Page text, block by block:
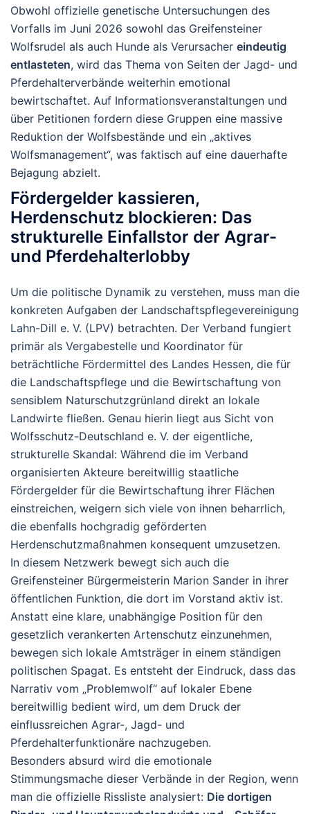
Obwohl offizielle genetische Untersuchungen des
Vorfalls im Juni 2026 sowohl das Greifensteiner
Wolfsrudel als auch Hunde als Verursacher eindeutig
entlasteten, wird das Thema von Seiten der Jagd- und
Pferdehalterverbände weiterhin emotional
bewirtschaftet. Auf Informationsveranstaltungen und
über Petitionen fordern diese Gruppen eine massive
Reduktion der Wolfsbestände und ein „aktives
Wolfsmanagement“, was faktisch auf eine dauerhafte
Bejagung abzielt.
Fördergelder kassieren,
Herdenschutz blockieren: Das
strukturelle Einfallstor der Agrar-
und Pferdehalterlobby
Um die politische Dynamik zu verstehen, muss man die
konkreten Aufgaben der Landschaftspflegevereinigung
Lahn-Dill e. V. (LPV) betrachten. Der Verband fungiert
primär als Vergabestelle und Koordinator für
beträchtliche Fördermittel des Landes Hessen, die für
die Landschaftspflege und die Bewirtschaftung von
sensiblem Naturschutzgrünland direkt an lokale
Landwirte fließen. Genau hierin liegt aus Sicht von
Wolfsschutz-Deutschland e. V. der eigentliche,
strukturelle Skandal: Während die im Verband
organisierten Akteure bereitwillig staatliche
Fördergelder für die Bewirtschaftung ihrer Flächen
einstreichen, weigern sich viele von ihnen beharrlich,
die ebenfalls hochgradig geförderten
Herdenschutzmaßnahmen konsequent umzusetzen.
In diesem Netzwerk bewegt sich auch die
Greifensteiner Bürgermeisterin Marion Sander in ihrer
öffentlichen Funktion, die dort im Vorstand aktiv ist.
Anstatt eine klare, unabhängige Position für den
gesetzlich verankerten Artenschutz einzunehmen,
bewegen sich lokale Amtsträger in einem ständigen
politischen Spagat. Es entsteht der Eindruck, dass das
Narrativ vom „Problemwolf“ auf lokaler Ebene
bereitwillig bedient wird, um dem Druck der
einflussreichen Agrar-, Jagd- und
Pferdehalterfunktionäre nachzugeben.
Besonders absurd wird die emotionale
Stimmungsmache dieser Verbände in der Region, wenn
man die offizielle Rissliste analysiert: Die dortigen